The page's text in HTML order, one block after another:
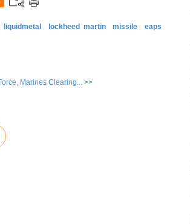
liquidmetal lockheed martin missile
eaps
Marines Clearing... >>